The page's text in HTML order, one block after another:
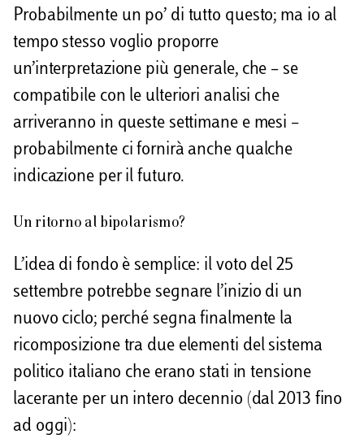
Probabilmente un po’ di tutto questo; ma io al
tempo stesso voglio proporre
un’interpretazione più generale, che – se
compatibile con le ulteriori analisi che
arriveranno in queste settimane e mesi –
probabilmente ci fornirà anche qualche
indicazione per il futuro.
Un ritorno al bipolarismo?
L’idea di fondo è semplice: il voto del 25
settembre potrebbe segnare l’inizio di un
nuovo ciclo; perché segna finalmente la
ricomposizione tra due elementi del sistema
politico italiano che erano stati in tensione
lacerante per un intero decennio (dal 2013 fino
ad oggi):